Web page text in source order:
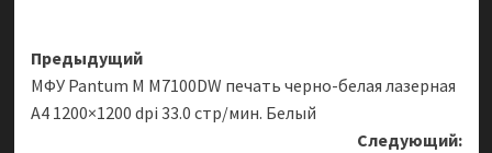
Навигация
записи
Предыдущий
МФУ Pantum M M7100DW печать черно-белая лазерная
A4 1200×1200 dpi 33.0 стр/мин. Белый
Следующий: